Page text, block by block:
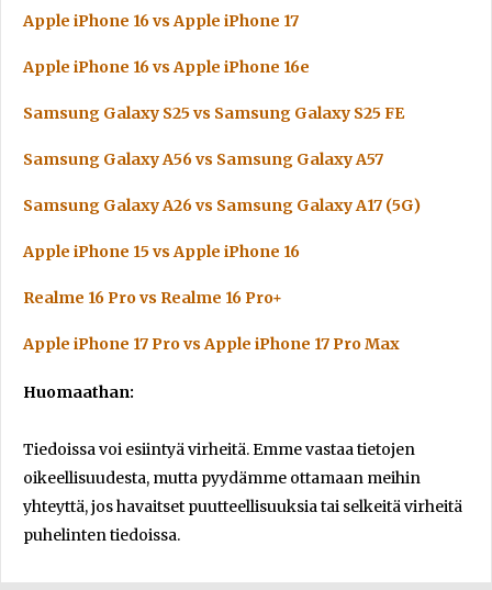
Apple iPhone 16 vs Apple iPhone 17
Apple iPhone 16 vs Apple iPhone 16e
Samsung Galaxy S25 vs Samsung Galaxy S25 FE
Samsung Galaxy A56 vs Samsung Galaxy A57
Samsung Galaxy A26 vs Samsung Galaxy A17 (5G)
Apple iPhone 15 vs Apple iPhone 16
Realme 16 Pro vs Realme 16 Pro+
Apple iPhone 17 Pro vs Apple iPhone 17 Pro Max
Huomaathan:
Tiedoissa voi esiintyä virheitä. Emme vastaa tietojen
oikeellisuudesta, mutta pyydämme ottamaan meihin
yhteyttä, jos havaitset puutteellisuuksia tai selkeitä virheitä
puhelinten tiedoissa.